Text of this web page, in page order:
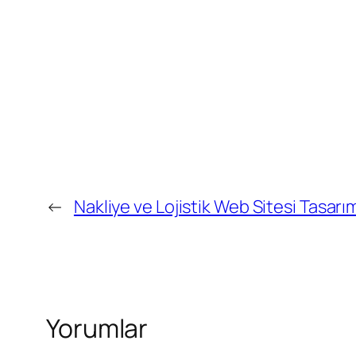
← Nakliye ve Lojistik Web Sitesi
Yorumlar